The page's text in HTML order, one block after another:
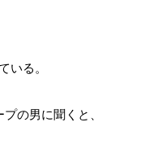
いる。
の男に聞くと、